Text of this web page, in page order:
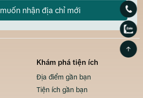
nhận địa chỉ mới
Khám phá tiện ích
Địa điểm gần bạn
Tiện ích gần bạn